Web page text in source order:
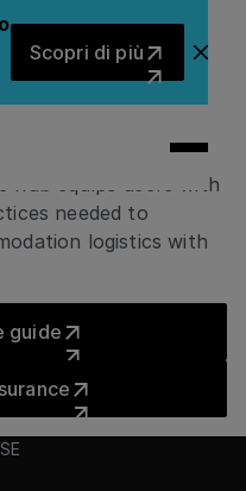
Scopri di più
Base
hub equips users with
needed to
logistics with
guide